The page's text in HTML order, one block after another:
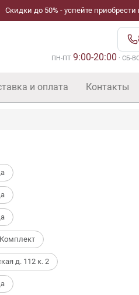
Скидки до 50% - успейте
ПН-ПТ 9:00-20:00 · СБ-
и оплата Контакты
Комплект
д. 112 к. 2